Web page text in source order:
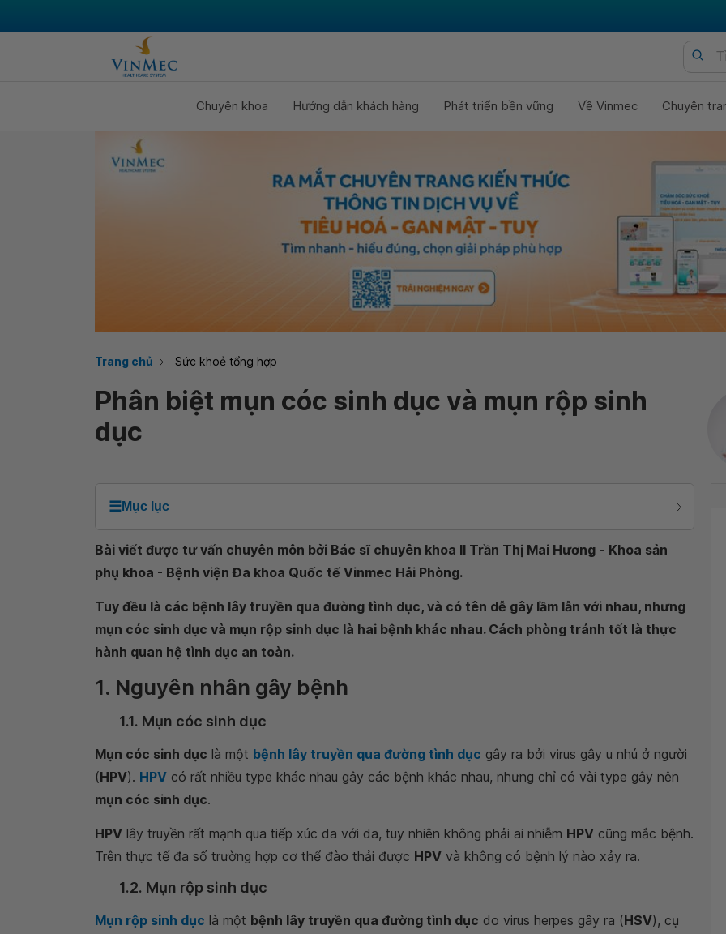
Chuyên khoa Hướng dẫn khách hàng Phát triển bền vững Về Vinmec Chuyên
Trang chủ Sức khoẻ tổng hợp
Phân biệt mụn cóc sinh dục và mụn rộp sinh
dục
☰Mục lục
Bài viết được tư vấn chuyên môn bởi Bác sĩ chuyên khoa II Trần Thị Mai Hương - Khoa sản
phụ khoa - Bệnh viện Đa khoa Quốc tế Vinmec Hải Phòng.
Tuy đều là các bệnh lây truyền qua đường tình dục, và có tên dễ gây lầm lẫn với nhau, nhưng
mụn cóc sinh dục và mụn rộp sinh dục là hai bệnh khác nhau. Cách phòng tránh tốt là thực
hành quan hệ tình dục an toàn.
1. Nguyên nhân gây bệnh
1.1. Mụn cóc sinh dục
Mụn cóc sinh dục là một bệnh lây truyền qua đường tình dục gây ra bởi virus gây u nhú ở người
(HPV). HPV có rất nhiều type khác nhau gây các bệnh khác nhau, nhưng chỉ có vài type gây nên
mụn cóc sinh dục.
HPV lây truyền rất mạnh qua tiếp xúc da với da, tuy nhiên không phải ai nhiễm HPV cũng mắc bệnh.
Trên thực tế đa số trường hợp cơ thể đào thải được HPV và không có bệnh lý nào xảy ra.
1.2. Mụn rộp sinh dục
Mụn rộp sinh dục là một bệnh lây truyền qua đường tình dục do virus herpes gây ra (HSV), cụ